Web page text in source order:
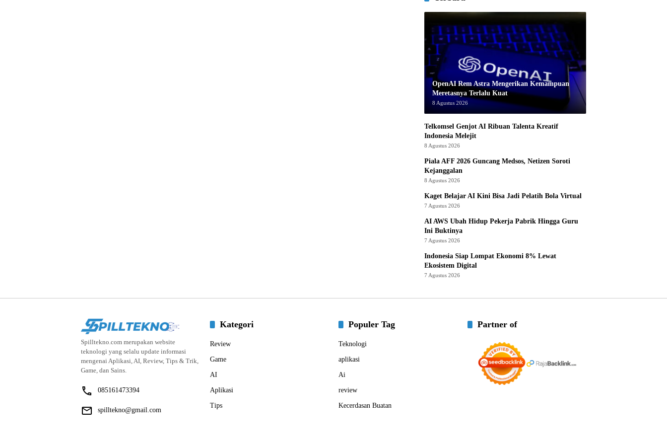
OpenAI Rem Astra Mengerikan Kemampuan
Meretasnya Terlalu Kuat
8 Agustus 2026
Telkomsel Genjot AI Ribuan Talenta Kreatif
Indonesia Melejit
8 Agustus 2026
Piala AFF 2026 Guncang Medsos, Netizen Soroti
Kejanggalan
8 Agustus 2026
Kaget Belajar AI Kini Bisa Jadi Pelatih Bola Virtual
7 Agustus 2026
AI AWS Ubah Hidup Pekerja Pabrik Hingga Guru
Ini Buktinya
7 Agustus 2026
Indonesia Siap Lompat Ekonomi 8% Lewat
Ekosistem Digital
7 Agustus 2026
Spilltekno.com merupakan website
teknologi yang selalu update informasi
mengenai Aplikasi, AI, Review, Tips & Trik,
Game, dan Sains.
085161473394
spilltekno@gmail.com
Kategori
Review
Game
AI
Aplikasi
Tips
Populer Tag
Teknologi
aplikasi
Ai
review
Kecerdasan Buatan
Partner of